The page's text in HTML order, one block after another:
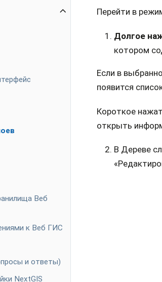
Веб
к Веб ГИС
и ответы)
NextGIS
Перейти в
Долгое
котором
Если в
появится
Короткое
открыть
В Дереве